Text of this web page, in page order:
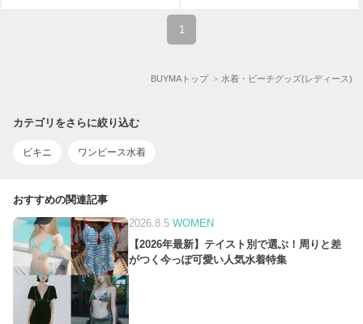
1
BUYMAトップ 水着・ビーチグッズ(レディース)
カテゴリをさらに絞り込む
ビキニ ワンピース水着
おすすめの関連記事
2026.8.5 WOMEN
【2026年最新】テイスト別で選ぶ！周りと差
がつく今っぽ可愛い人気水着特集